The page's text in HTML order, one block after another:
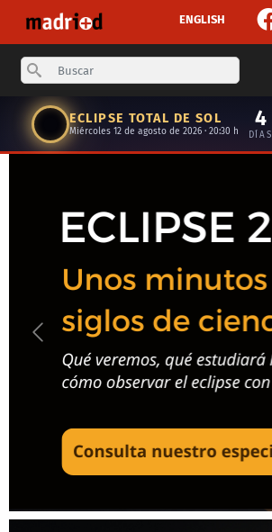
ENGLISH
Search
ECLIPSE TOTAL DE SOL
Miércoles 12 de agosto de 2026 · 20:30 h
4
DÍAS
Anterior